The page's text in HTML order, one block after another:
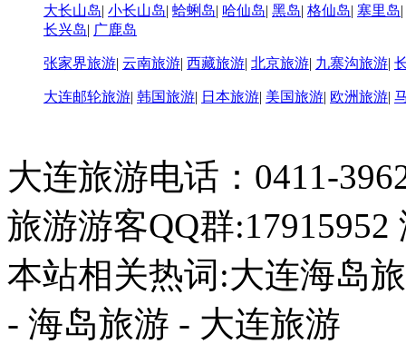
大长山岛| 小长山岛| 蛤蜊岛| 哈仙岛| 黑岛| 格仙岛| 塞里岛|
长兴岛| 广鹿岛
张家界旅游| 云南旅游| 西藏旅游| 北京旅游| 九寨沟旅游|
大连邮轮旅游| 韩国旅游| 日本旅游| 美国旅游| 欧洲旅游|
大连旅游电话：0411-
旅游游客QQ群
本站相关热词:大连海岛
- 海岛旅游 - 大连旅游